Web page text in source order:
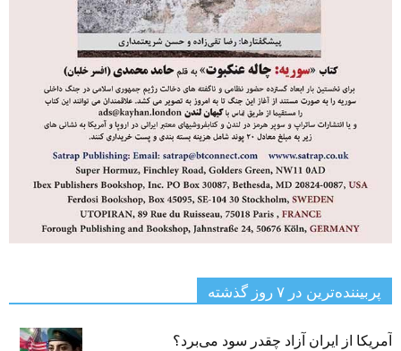
پربیننده‌ترین‌ در ۷ روز گذشته
آمریکا از ایران آزاد چقدر سود می‌برد؟